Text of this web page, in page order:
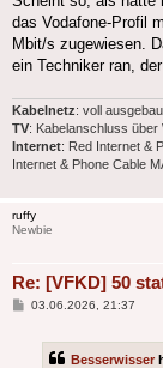
das Vodafone-Profil
Mbit/s zugewiesen.
ein Techniker ran,
Kabelnetz: voll
TV: Kabelanschluss über
Internet: Red Internet &
Internet & Phone Cable
ruffy
Newbie
Re: [VFKD] 50
Beitrag
03.06.2026, 21:37
Besserwisser